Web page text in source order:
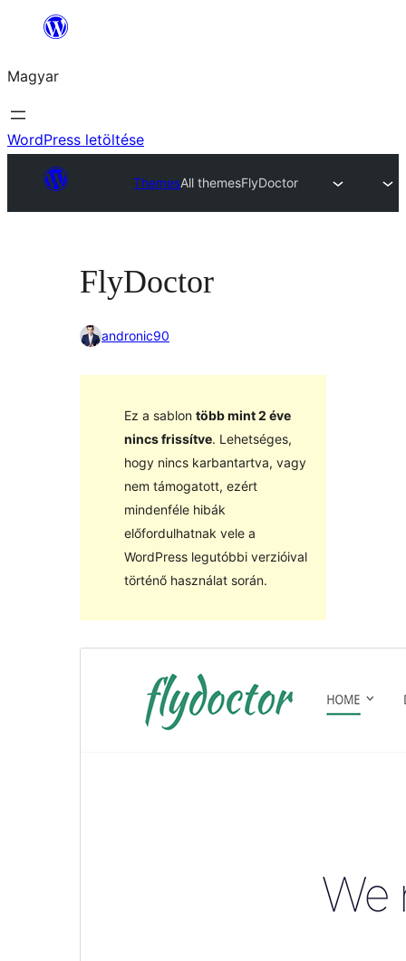
Ugrás
tartalomhoz
Magyar
WordPress letöltése
ThemesAll themesFlyDoctor
FlyDoctor
andronic90
Ez a sablon több mint 2 éve
nincs frissítve. Lehetséges,
hogy nincs karbantartva, vagy
nem támogatott, ezért
mindenféle hibák
előfordulhatnak vele a
WordPress legutóbbi verzióival
történő használat során.